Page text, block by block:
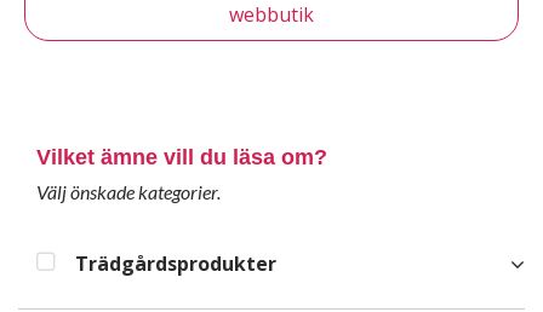
webbutik
Vilket ämne vill du läsa om?
Välj önskade kategorier.
Trädgårdsprodukter